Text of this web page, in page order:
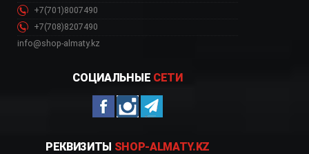
+7(701)8007490
+7(708)8207490
info@shop-almaty.kz
СОЦИАЛЬНЫЕ СЕТИ
РЕКВИЗИТЫ SHOP-ALMATY.KZ